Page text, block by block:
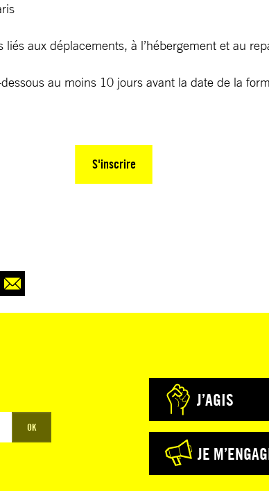
aux déplacements, à l’hébergement et au
au moins 10 jours avant la date de la
S'inscrire
OK
J’AGIS
JE